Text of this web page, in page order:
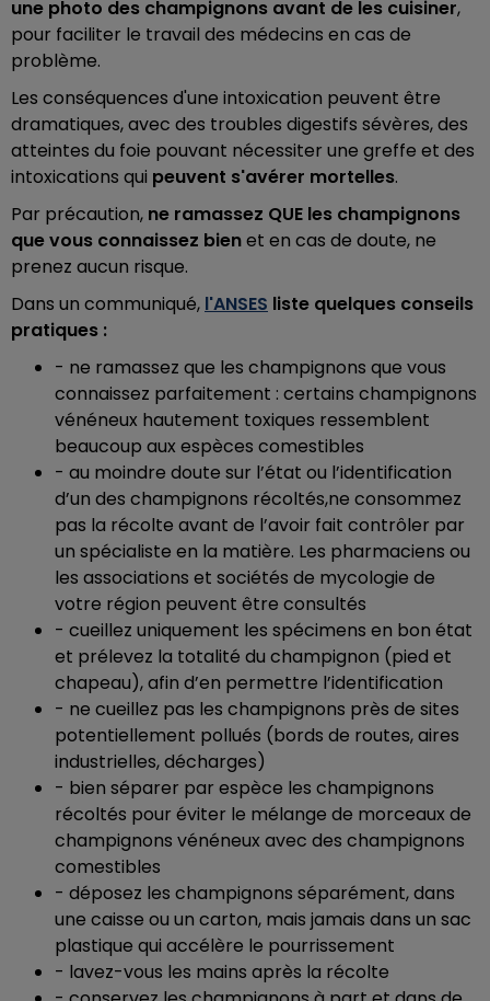
une photo des champignons avant de les cuisiner,
pour faciliter le travail des médecins en cas de
problème.
Les conséquences d'une intoxication peuvent être
dramatiques, avec des troubles digestifs sévères, des
atteintes du foie pouvant nécessiter une greffe et des
intoxications qui peuvent s'avérer mortelles.
Par précaution, ne ramassez QUE les champignons
que vous connaissez bienet en cas de doute, ne
prenez aucun risque.
Dans un communiqué, l'ANSES liste quelques conseils
pratiques :
- ne ramassez que les champignons que vous
connaissez parfaitement : certains champignons
vénéneux hautement toxiques ressemblent
beaucoup aux espèces comestibles
- au moindre doute sur l’état ou l’identification
d’un des champignons récoltés,ne consommez
pas la récolte avant de l’avoir fait contrôler par
un spécialiste en la matière. Les pharmaciens ou
les associations et sociétés de mycologie de
votre région peuvent être consultés
- cueillez uniquement les spécimens en bon état
et prélevez la totalité du champignon (pied et
chapeau), afin d’en permettre l’identification
- ne cueillez pas les champignons près de sites
potentiellement pollués (bords de routes, aires
industrielles, décharges)
- bien séparer par espèce les champignons
récoltés pour éviter le mélange de morceaux de
champignons vénéneux avec des champignons
comestibles
- déposez les champignons séparément, dans
une caisse ou un carton, mais jamais dans un sac
plastique qui accélère le pourrissement
- lavez-vous les mains après la récolte